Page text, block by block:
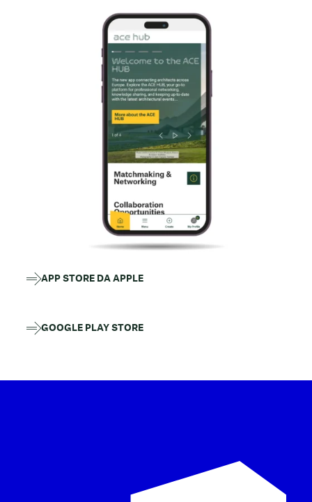
APP STORE DA APPLE
GOOGLE PLAY STORE